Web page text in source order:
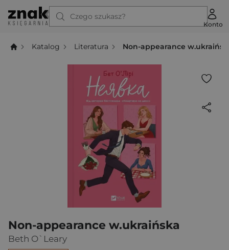
Czego szukasz?
Konto
Katalog Literatura Non-appearance
Non-appearance w.ukraińska
Beth O`Leary